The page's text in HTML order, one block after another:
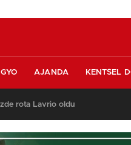
AJANDA KENTSEL
villa! 400 milyon liraya!